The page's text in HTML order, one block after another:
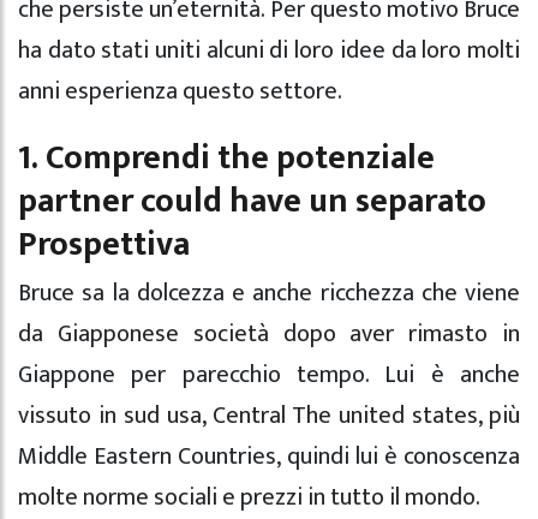
che persiste un’eternità. Per questo motivo Bruce
ha dato stati uniti alcuni di loro idee da loro molti
anni esperienza questo settore.
1. Comprendi the potenziale
partner could have un separato
Prospettiva
Bruce sa la dolcezza e anche ricchezza che viene
da Giapponese società dopo aver rimasto in
Giappone per parecchio tempo. Lui è anche
vissuto in sud usa, Central The united states, più
Middle Eastern Countries, quindi lui è conoscenza
molte norme sociali e prezzi in tutto il mondo.